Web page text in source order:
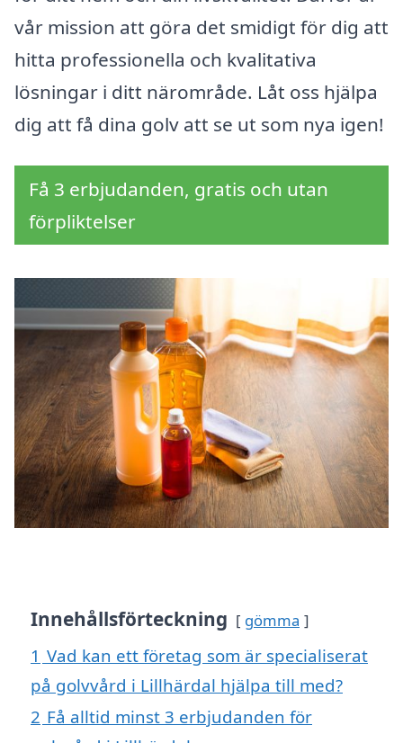
vår mission att göra det smidigt för dig att
hitta professionella och kvalitativa
lösningar i ditt närområde. Låt oss hjälpa
dig att få dina golv att se ut som nya igen!
Få 3 erbjudanden, gratis och utan
förpliktelser
Innehållsförteckning gömma
1 Vad kan ett företag som är specialiserat
på golvvård i Lillhärdal hjälpa till med?
2 Få alltid minst 3 erbjudanden för